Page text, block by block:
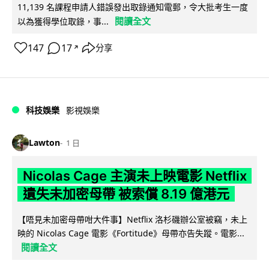
11,139 名課程申請人錯誤發出取錄通知電郵，令大批考生一度
以為獲得學位取錄，事...
閱讀全文
147 17 ↗ 分享
科技娛樂 影視娛樂
Lawton 1 日
Nicolas Cage 主演未上映電影 Netflix
遺失未加密母帶 被索償 8.19 億港元
【唔見未加密母帶咁大件事】Netflix 洛杉磯辦公室被竊，未上
映的 Nicolas Cage 電影《Fortitude》母帶亦告失蹤。電影...
閱讀全文